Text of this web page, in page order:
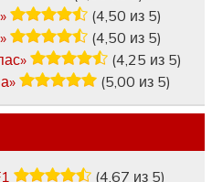
(4,50 из 5)
(4,50 из 5)
(4,25 из 5)
(5,00 из 5)
(4,67 из 5)